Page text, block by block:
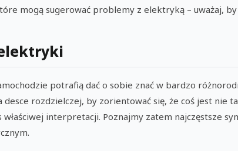
mogą sugerować problemy z elektryką – uważaj, by
potrafią dać o sobie znać w bardzo
rozdzielczej, by zorientować się, że coś jest nie
właściwej interpretacji. Poznajmy zatem najczęstsze